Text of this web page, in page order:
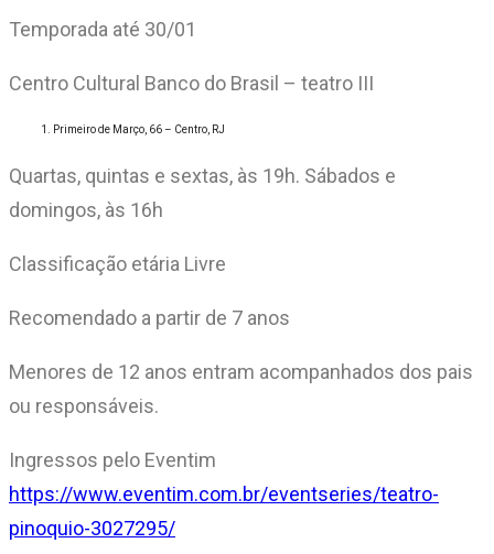
Temporada até 30/01
Centro Cultural Banco do Brasil – teatro III
Primeiro de Março, 66 – Centro, RJ
Quartas, quintas e sextas, às 19h. Sábados e
domingos, às 16h
Classificação etária Livre
Recomendado a partir de 7 anos
Menores de 12 anos entram acompanhados dos pais
ou responsáveis.
Ingressos pelo Eventim
https://www.eventim.com.br/eventseries/teatro-
pinoquio-3027295/